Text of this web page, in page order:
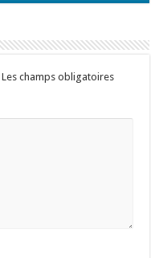
Les champs obligatoires